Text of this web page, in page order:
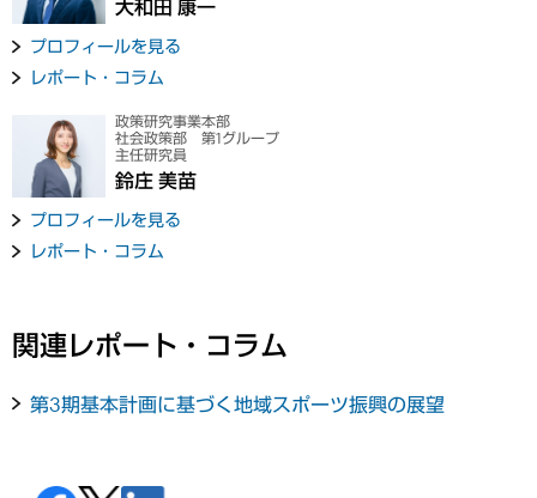
大和田 康一
プロフィールを見る
レポート・コラム
政策研究事業本部
社会政策部 第1グループ
主任研究員
鈴庄 美苗
プロフィールを見る
レポート・コラム
関連レポート・コラム
第3期基本計画に基づく地域スポーツ振興の展望